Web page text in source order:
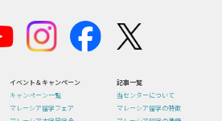
イベント＆キャンペーン
キャンペーン一覧
マレーシア留学フェア
記事一覧
当センターについて
マレーシア留学の特徴